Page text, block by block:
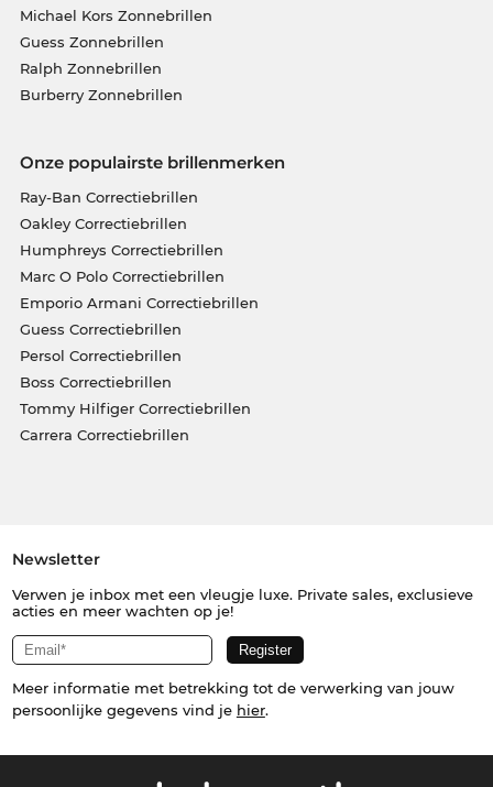
Michael Kors Zonnebrillen
Guess Zonnebrillen
Ralph Zonnebrillen
Burberry Zonnebrillen
Onze populairste brillenmerken
Ray-Ban Correctiebrillen
Oakley Correctiebrillen
Humphreys Correctiebrillen
Marc O Polo Correctiebrillen
Emporio Armani Correctiebrillen
Guess Correctiebrillen
Persol Correctiebrillen
Boss Correctiebrillen
Tommy Hilfiger Correctiebrillen
Carrera Correctiebrillen
Newsletter
Verwen je inbox met een vleugje luxe. Private sales, exclusieve
acties en meer wachten op je!
Meer informatie met betrekking tot de verwerking van jouw
persoonlijke gegevens vind je hier.